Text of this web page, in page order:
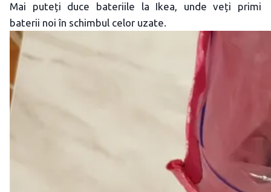
Mai puteți duce bateriile la Ikea, unde veți primi
baterii noi în schimbul celor uzate.